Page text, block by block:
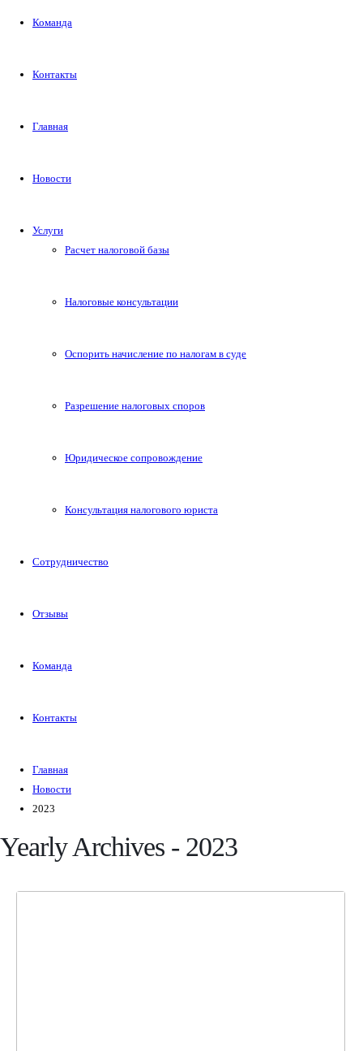
Команда
Контакты
Главная
Новости
Услуги
Расчет налоговой базы
Налоговые консультации
Оспорить начисление по налогам в суде
Разрешение налоговых споров
Юридическое сопровождение
Консультация налогового юриста
Сотрудничество
Отзывы
Команда
Контакты
Главная
Новости
2023
Yearly Archives - 2023